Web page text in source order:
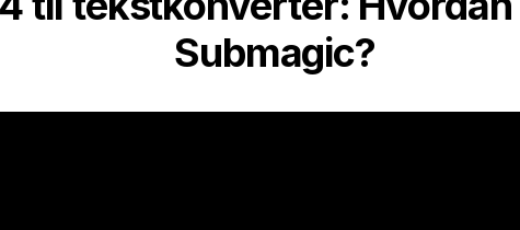
Submagic?